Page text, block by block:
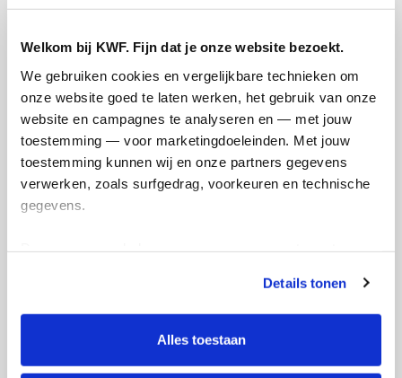
Welkom bij KWF. Fijn dat je onze website bezoekt.
We gebruiken cookies en vergelijkbare technieken om
onze website goed te laten werken, het gebruik van onze
website en campagnes te analyseren en — met jouw
toestemming — voor marketingdoeleinden. Met jouw
toestemming kunnen wij en onze partners gegevens
verwerken, zoals surfgedrag, voorkeuren en technische
gegevens.
tonen. Je kunt je toestemming op elk moment wijzigen of
intrekken via Cookie instellingen onderaan de pagina. De
lijst met cookies is te vinden in het tabblad “details”.
Details tonen
Alles toestaan
Creditcard
Referentie
Ik wil bijdragen aan de transactiekosten